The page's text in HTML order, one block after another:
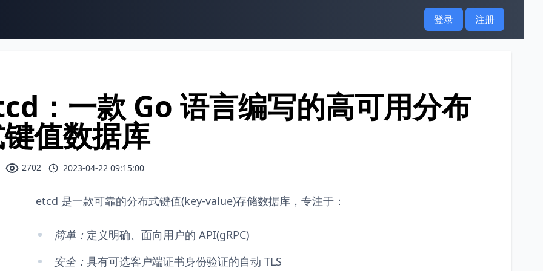
登录 注册
：一款 Go 语言编写的高可用分布
值数据库
2702 2023-04-22 09:15:00
etcd 是一款可靠的分布式键值(key-value)存储数据库，专注于：
简单： 定义明确、面向用户的 API(gRPC)
安全： 具有可选客户端证书身份验证的自动 TLS